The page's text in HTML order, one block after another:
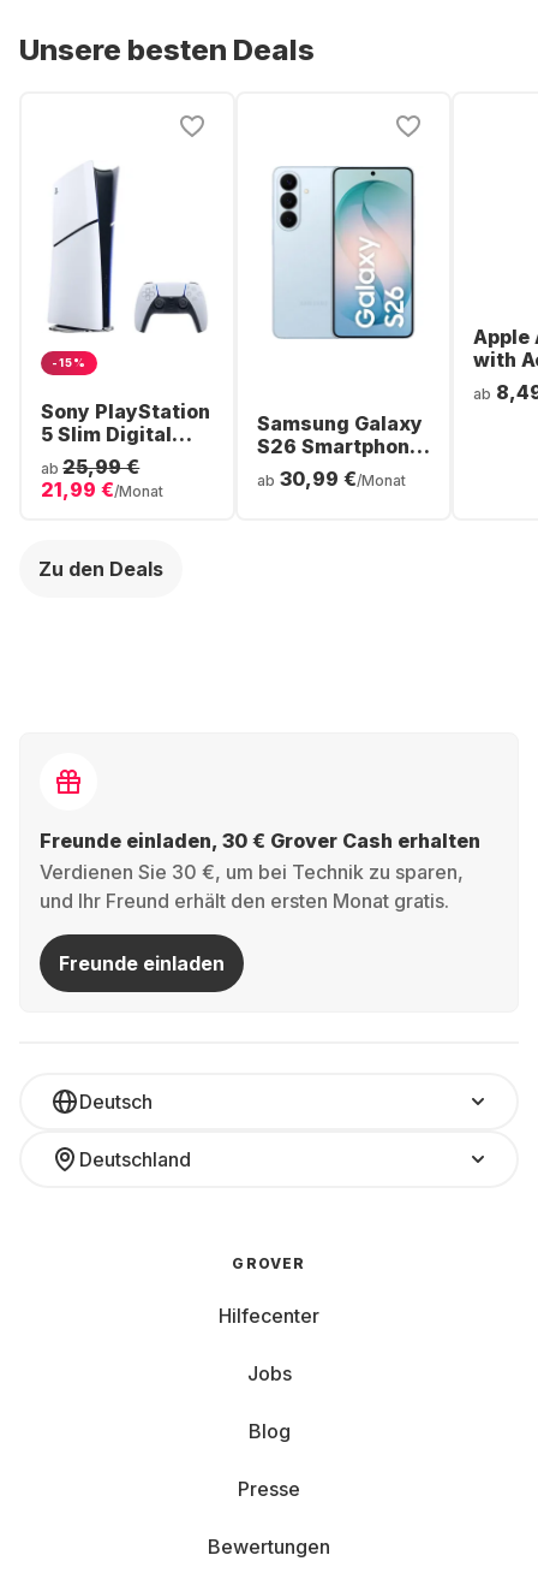
Unsere besten Deals
-15%
Sony PlayStation
5 Slim Digital
Console
ab 25,99 €
21,99 €/Monat
Samsung Galaxy
S26 Smartphone
- 256GB - Dual
SIM
ab 30,99 €/Monat
Apple
with
Noise
ab
Zu den Deals
Freunde einladen, 30 € Grover Cash erhalten
Verdienen Sie 30 €, um bei Technik zu sparen,
und Ihr Freund erhält den ersten Monat gratis.
Freunde einladen
Deutsch
Deutschland
GROVER
Hilfecenter
Jobs
Blog
Presse
Bewertungen